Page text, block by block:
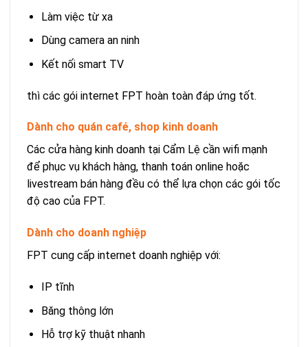
Làm việc từ xa
Dùng camera an ninh
Kết nối smart TV
thì các gói internet FPT hoàn toàn đáp ứng tốt.
Dành cho quán café, shop kinh doanh
Các cửa hàng kinh doanh tại Cẩm Lệ cần wifi mạnh
để phục vụ khách hàng, thanh toán online hoặc
livestream bán hàng đều có thể lựa chọn các gói tốc
độ cao của FPT.
Dành cho doanh nghiệp
FPT cung cấp internet doanh nghiệp với:
IP tĩnh
Băng thông lớn
Hỗ trợ kỹ thuật nhanh